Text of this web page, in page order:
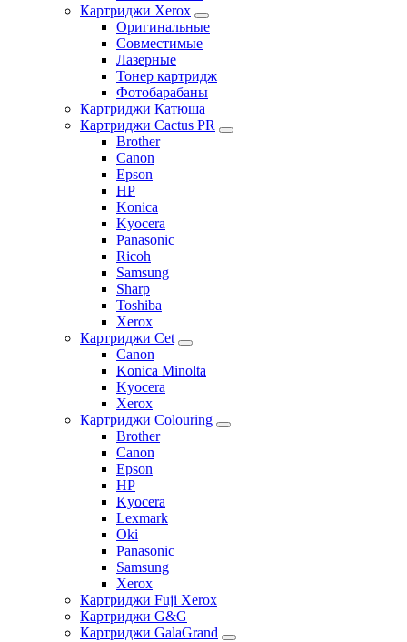
Картриджи Xerox
Оригинальные
Совместимые
Лазерные
Тонер картридж
Фотобарабаны
Картриджи Катюша
Картриджи Cactus PR
Brother
Canon
Epson
HP
Konica
Kyocera
Panasonic
Ricoh
Samsung
Sharp
Toshiba
Xerox
Картриджи Cet
Canon
Konica Minolta
Kyocera
Xerox
Картриджи Colouring
Brother
Canon
Epson
HP
Kyocera
Lexmark
Oki
Panasonic
Samsung
Xerox
Картриджи Fuji Xerox
Картриджи G&G
Картриджи GalaGrand